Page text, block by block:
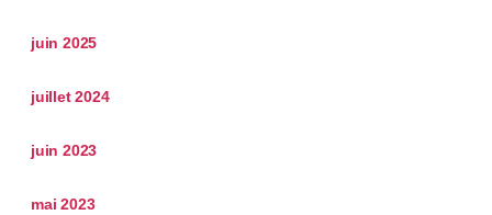
juin 2025
juillet 2024
juin 2023
mai 2023